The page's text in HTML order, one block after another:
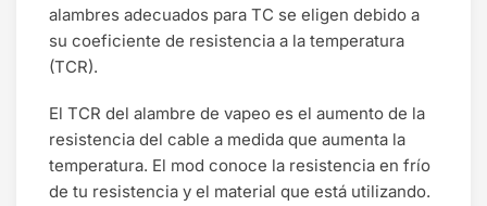
alambres adecuados para TC se eligen debido a
su coeficiente de resistencia a la temperatura
(TCR).
El TCR del alambre de vapeo es el aumento de la
resistencia del cable a medida que aumenta la
temperatura. El mod conoce la resistencia en frío
de tu resistencia y el material que está utilizando.